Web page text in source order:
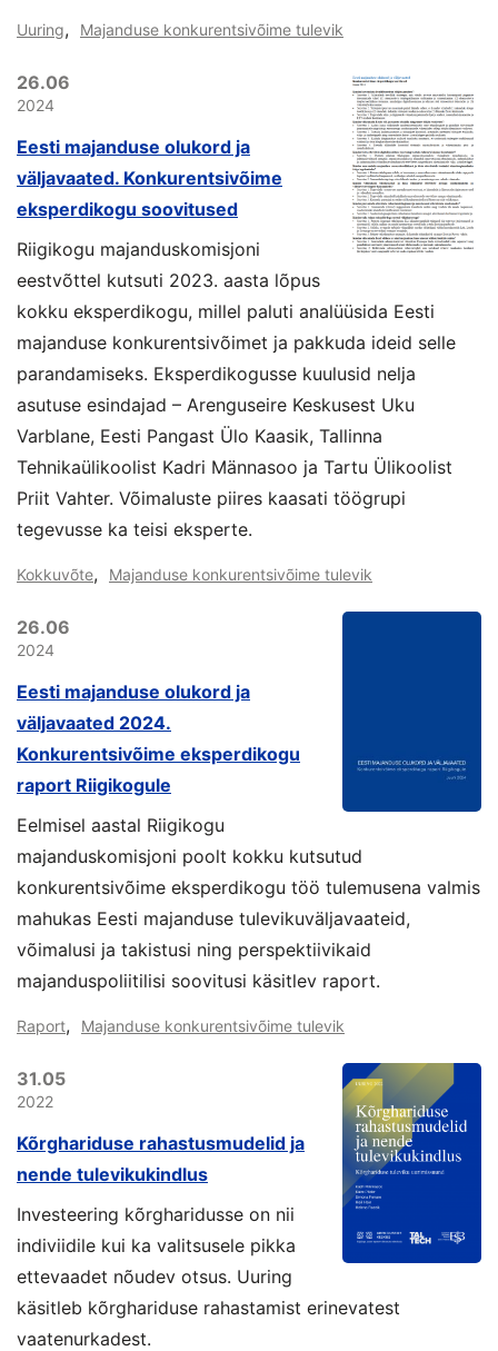
Uuring, Majanduse konkurentsivõime tulevik
26.06
2024
Eesti majanduse olukord ja
väljavaated. Konkurentsivõime
eksperdikogu soovitused
Riigikogu majanduskomisjoni
eestvõttel kutsuti 2023. aasta lõpus
kokku eksperdikogu, millel paluti analüüsida Eesti
majanduse konkurentsivõimet ja pakkuda ideid selle
parandamiseks. Eksperdikogusse kuulusid nelja
asutuse esindajad – Arenguseire Keskusest Uku
Varblane, Eesti Pangast Ülo Kaasik, Tallinna
Tehnikaülikoolist Kadri Männasoo ja Tartu Ülikoolist
Priit Vahter. Võimaluste piires kaasati töögrupi
tegevusse ka teisi eksperte.
Kokkuvõte, Majanduse konkurentsivõime tulevik
26.06
2024
Eesti majanduse olukord ja
väljavaated 2024.
Konkurentsivõime eksperdikogu
raport Riigikogule
Eelmisel aastal Riigikogu
majanduskomisjoni poolt kokku kutsutud
konkurentsivõime eksperdikogu töö tulemusena valmis
mahukas Eesti majanduse tulevikuväljavaateid,
võimalusi ja takistusi ning perspektiivikaid
majanduspoliitilisi soovitusi käsitlev raport.
Raport, Majanduse konkurentsivõime tulevik
31.05
2022
Kõrghariduse rahastusmudelid ja
nende tulevikukindlus
Investeering kõrgharidusse on nii
indiviidile kui ka valitsusele pikka
ettevaadet nõudev otsus. Uuring
käsitleb kõrghariduse rahastamist erinevatest
vaatenurkadest.